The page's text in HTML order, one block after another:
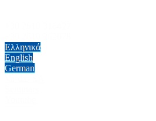
Ελληνικά
English
German